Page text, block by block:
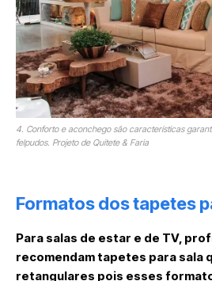
4. Conforto e aconchego são características
felpudos. Projeto de Quitete & Faria
Formatos dos tapetes
Para salas de estar e de TV,
recomendam tapetes para sala
retangulares pois esses